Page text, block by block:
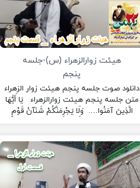
هیئت زوارالزهراء (س)-جلسه
پنجم
دانلود صوت جلسه پنجم هیئت زوار الزهراء
متن جلسه پنجم هیئت زوارالزهراء يَا أَيُّهَا
الَّذِينَ آمَنُوا…. وَلَا يَجْرِمَنَّكُمْ شَنَآنُ قَوْمٍ